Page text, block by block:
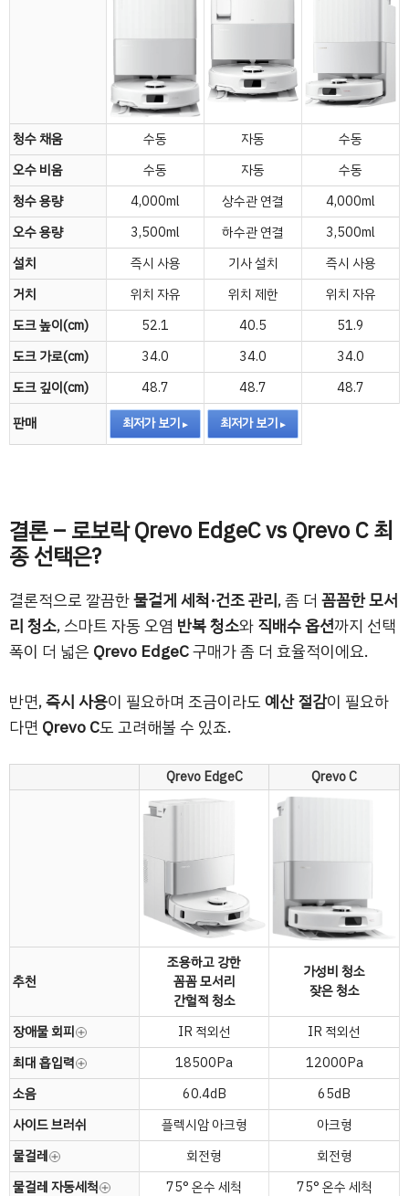
청수 채움 수동 자동
수동
오수 비움
수동 자동
수동
청수 용량
4,000ml 상수관 연결
4,000ml
오수 용량
3,500ml 하수관 연결
3,500ml
설치
즉시 사용 기사 설치
즉시 사용
거치
위치 자유 위치 제한
위치 자유
도크 높이(cm)
52.1 40.5
51.9
도크 가로(cm)
34.0 34.0
34.0
도크 깊이(cm)
48.7 48.7
48.7
판매
최저가 보기 최저가 보기
결론 – 로보락 Qrevo EdgeC vs Qrevo C 최
종 선택은?
결론적으로 깔끔한물걸게 세척·건조 관리, 좀 더 꼼꼼한 모서
리 청소, 스마트 자동 오염 반복 청소와직배수 옵션까지 선택
폭이 더 넓은 Qrevo EdgeC구매가 좀 더 효율적이에요.
반면,즉시 사용이 필요하며 조금이라도예산 절감이 필요하
다면 Qrevo C도 고려해볼 수 있죠.
Qrevo EdgeC Qrevo C
추천
조용하고 강한
꼼꼼 모서리
간헐적 청소
가성비 청소
잦은 청소
장애물 회피 IR 적외선
IR 적외선
최대 흡입력
18500Pa
12000Pa
소음
60.4dB
65dB
사이드 브러쉬
플렉시암 아크형
아크형
물걸레
회전형
회전형
물걸레 자동세척
75° 온수 세척 75° 온수 세척